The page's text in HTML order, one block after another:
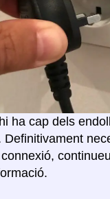
ha cap dels